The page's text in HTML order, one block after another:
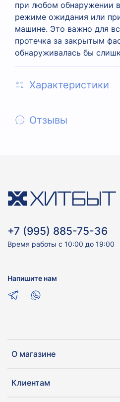
при любом обнаружении
режиме ожидания или
машине. Это важно для
протечка за закрытым
обнаруживалась бы
Характеристики
Отзывы
О магазине
Клиентам
+7 (995) 885-75-36
Время работы с 10:00 до 19:00
Напишите нам